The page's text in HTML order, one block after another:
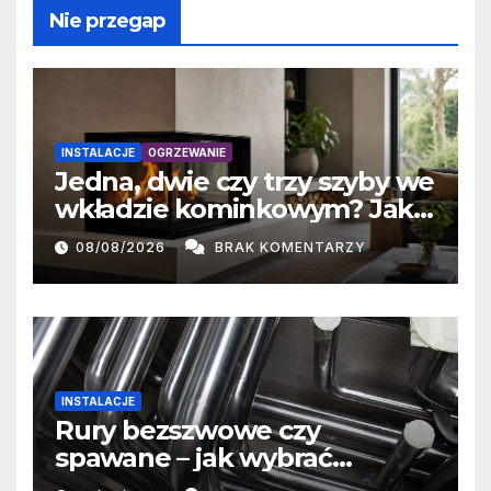
Nie przegap
INSTALACJE OGRZEWANIE
Jedna, dwie czy trzy szyby we
wkładzie kominkowym? Jak
przeszklenie wpływa na
oddawanie ciepła
08/08/2026 BRAK KOMENTARZY
INSTALACJE
Rury bezszwowe czy
spawane – jak wybrać